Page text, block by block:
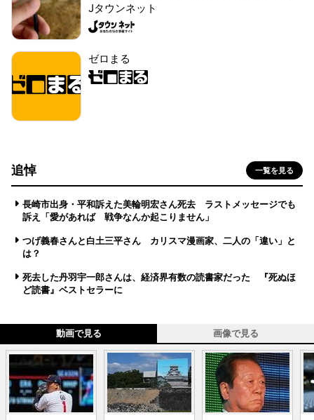
Jタウンネット
ゼロまる
追悼 一覧を見る
長崎市出身・平和訴えた美輪明宏さん死去 ラストメッセージでも
訴え「愛があれば 戦争なんか起こりません」
つげ義春さんと白土三平さん カリスマ漫画家、二人の「違い」と
は？
死去した丹羽宇一郎さんは、経済界有数の読書家だった 『死ぬほ
ど読書』ベストセラーに
動画で見る 画像で見る